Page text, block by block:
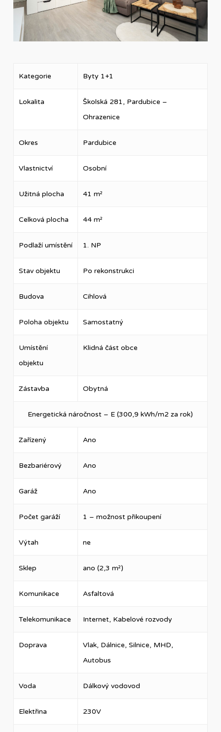
Kategorie Byty 1+1
Lokalita
Školská 281, Pardubice –
Ohrazenice
Okres Pardubice
Vlastnictví Osobní
Užitná plocha 41 m²
Celková plocha 44 m²
Podlaží umístění 1. NP
Stav objektu Po rekonstrukci
Budova Cihlová
Poloha objektu Samostatný
Umístění
objektu
Klidná část obce
Zástavba Obytná
Energetická náročnost – E (300,9 kWh/m2 za rok)
Zařízený Ano
Bezbariérový Ano
Garáž Ano
Počet garáží 1 – možnost přikoupení
Výtah ne
Sklep ano (2,3 m²)
Komunikace Asfaltová
Telekomunikace Internet, Kabelové rozvody
Doprava
Vlak, Dálnice, Silnice, MHD,
Autobus
Voda Dálkový vodovod
Elektřina 230V